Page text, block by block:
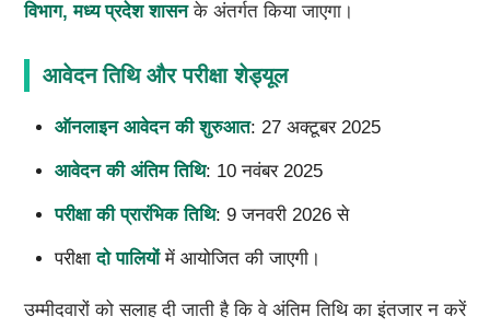
विभाग, मध्य प्रदेश शासनके अंतर्गत किया जाएगा।
आवेदन तिथि और परीक्षा शेड्यूल
ऑनलाइन आवेदन की शुरुआत: 27 अक्टूबर 2025
आवेदन की अंतिम तिथि: 10 नवंबर 2025
परीक्षा की प्रारंभिक तिथि: 9 जनवरी 2026 से
परीक्षादो पालियोंमें आयोजित की जाएगी।
उम्मीदवारों को सलाह दी जाती है कि वे अंतिम तिथि का इंतजार न करें